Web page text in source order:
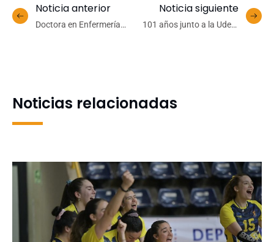
Noticia anterior
Doctora en Enfermería
Noticia siguiente
101 años junto a la UdeC:
Noticias relacionadas